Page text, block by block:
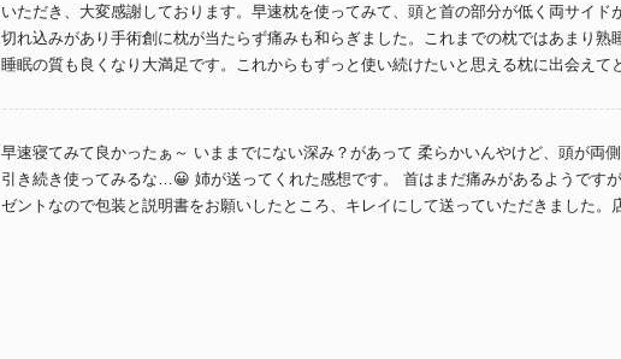
いただき、大変感謝しております。早速枕を使ってみて、頭と首の部分が低く両サイ
切れ込みがあり手術創に枕が当たらず痛みも和らぎました。これまでの枕ではあまり
睡眠の質も良くなり大満足です。これからもずっと使い続けたいと思える枕に出会えて
早速寝てみて良かったぁ～ いままでにない深み？があって 柔らかいんやけど、頭が両
引き続き使ってみるな…😀 姉が送ってくれた感想です。 首はまだ痛みがあるようです
ゼントなので包装と説明書をお願いしたところ、キレイにして送っていただきました